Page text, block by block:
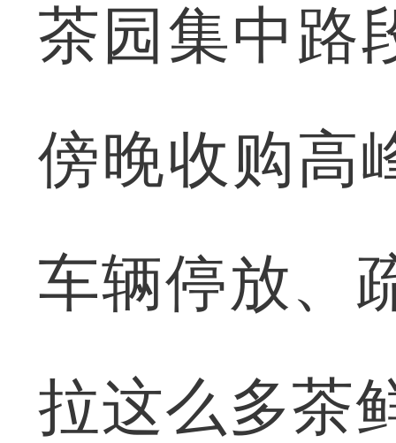
茶园集中路
傍晚收购高
车辆停放、
拉这么多茶